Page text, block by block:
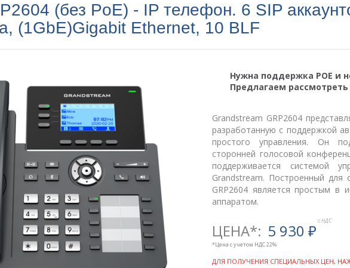
(без PoE) - IP телефон. 6 SIP
(1GbE)Gigabit Ethernet, 10 BLF
Нужна поддержка POE и
Предлагаем
Grandstream GRP2604
разработанную с поддержкой
простого управления. Он
сторонней голосовой
поддерживается системой
Grandstream. Построенный для
GRP2604 является простым в
аппаратом.
ЦЕНА*: 5 930 ₽
*Цена с учетом НДС 22%
ДЛЯ ПОЛУЧЕНИЯ СПЕЦИАЛЬНЫХ ЦЕН,